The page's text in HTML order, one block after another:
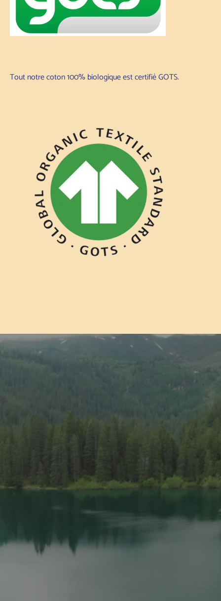
Tout notre coton 100% biologique est certifié GOTS.